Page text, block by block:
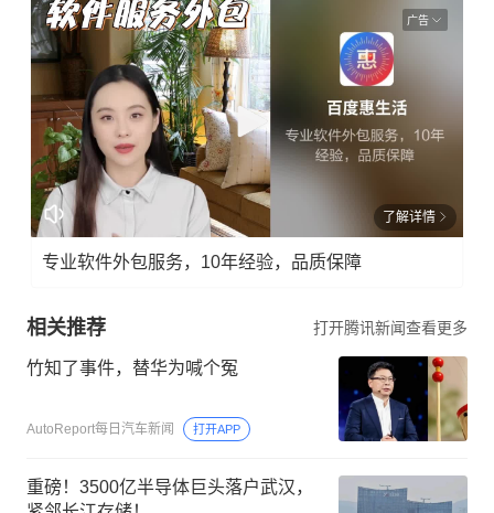
广告
了解详情
专业软件外包服务，10年经验，品质保障
相关推荐 打开腾讯新闻查看更多
竹知了事件，替华为喊个冤
AutoReport每日汽车新闻 打开APP
重磅！3500亿半导体巨头落户武汉，